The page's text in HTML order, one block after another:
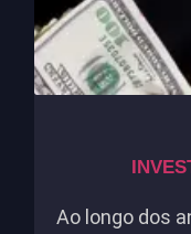
Ao longo dos